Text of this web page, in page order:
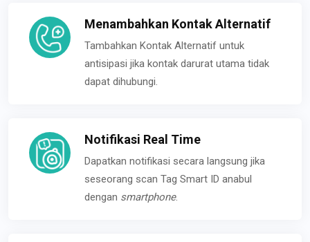
Menambahkan Kontak Alternatif
Tambahkan Kontak Alternatif untuk
antisipasi jika kontak darurat utama tidak
dapat dihubungi.
Notifikasi Real Time
Dapatkan notifikasi secara langsung jika
seseorang scan Tag Smart ID anabul
dengan smartphone.